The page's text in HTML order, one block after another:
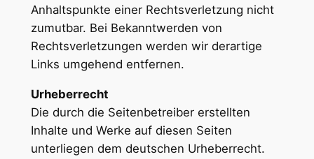
Anhaltspunkte einer Rechtsverletzung nicht
zumutbar. Bei Bekanntwerden von
Rechtsverletzungen werden wir derartige
Links umgehend entfernen.
Urheberrecht
Die durch die Seitenbetreiber erstellten
Inhalte und Werke auf diesen Seiten
unterliegen dem deutschen Urheberrecht.